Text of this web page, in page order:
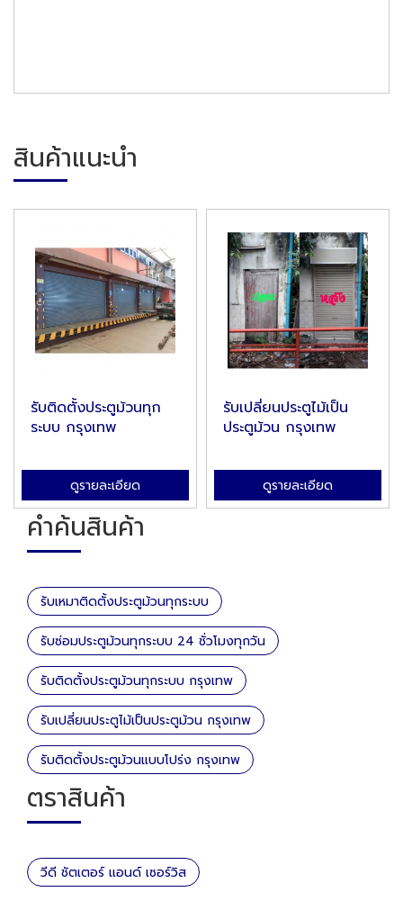
สินค้าแนะนำ
รับติดตั้งประตูม้วนทุก
ระบบ กรุงเทพ
ดูรายละเอียด
รับเปลี่ยนประตูไม้เป็น
ประตูม้วน กรุงเทพ
ดูรายละเอียด
คำค้นสินค้า
รับเหมาติดตั้งประตูม้วนทุกระบบ
รับซ่อมประตูม้วนทุกระบบ 24 ชั่วโมงทุกวัน
รับติดตั้งประตูม้วนทุกระบบ กรุงเทพ
รับเปลี่ยนประตูไม้เป็นประตูม้วน กรุงเทพ
รับติดตั้งประตูม้วนแบบโปร่ง กรุงเทพ
ตราสินค้า
วีดี ชัตเตอร์ แอนด์ เซอร์วิส